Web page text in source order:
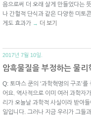
음으로써 더 오래 살게 만들었다는
나 간헐적 단식과 같은 다양한 미토
게도 효과가 → 더 보기
2017년 7월 10일.
암흑물질을 부정하는 물리
Q: 토마스 쿤의 ‘과학혁명의 구조’
어요. 역사적으로 이미 여러 과학자
리가 오늘날 과학적 사실이라 받아
일입니다. 그러나 지금 우리가 그들